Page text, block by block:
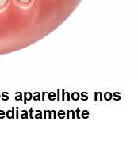
aparelhos nos